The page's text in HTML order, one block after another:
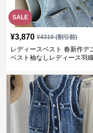
SALE
¥3,870 ¥4310(割引前)
レディースベスト 春新作デ
ベスト袖なしレディース羽